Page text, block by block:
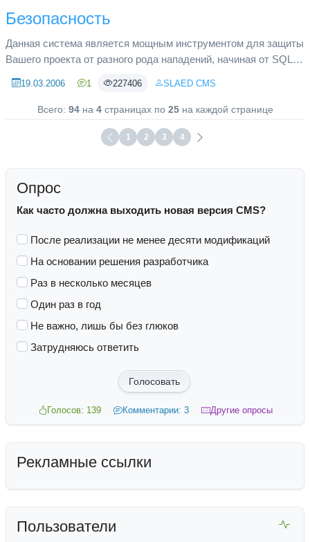
Безопасность
Данная система является мощным инструментом для защиты
Вашего проекта от разного рода нападений, начиная от SQL
директорию Ваше...
19.03.2006 1 227406 SLAED CMS
Всего: 94на 4страницах по 25на каждой странице
1 2 3 4
Опрос
Как часто должна выходить новая версия CMS?
После реализации не менее десяти модификаций
На основании решения разработчика
Раз в несколько месяцев
Один раз в год
Не важно, лишь бы без глюков
Затрудняюсь ответить
Голосовать
Голосов: 139 Комментарии: 3 Другие опросы
Рекламные ссылки
Пользователи